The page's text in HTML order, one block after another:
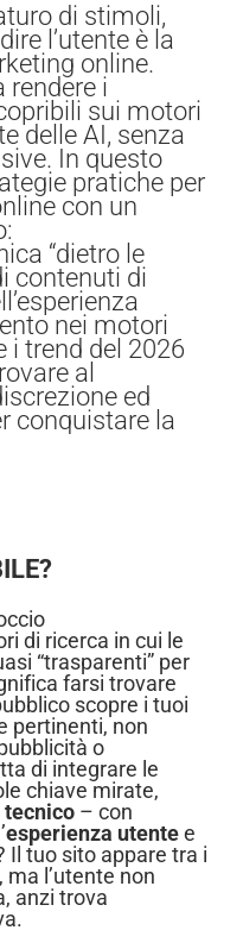
di stimoli,
l’utente è la
online.
rendere i
sui motori
delle AI, senza
In questo
pratiche per
con un
“dietro le
contenuti di
nei motori
i trend del 2026
al
ed
conquistare la
di ricerca in cui le
“trasparenti” per
farsi trovare
scopre i tuoi
pertinenti, non
o
di integrare le
chiave mirate,
tecnico– con
esperienza utentee
Il tuo sito appare tra i
l’utente non
anzi trova